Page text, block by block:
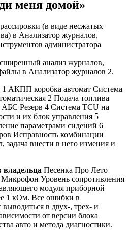
меня домой»
(в виде несжатых
в Анализатор журналов,
администратора
анализ журналов,
в Анализатор журналов 2.
АКПП коробка автомат Система
2 Подача топлива
Резерв 4 Система TCU на
и их блок управления 5
параметрами сидений 6
Исправность комбинации
внести в него измения и
Песенка Про Лето
Уровень сопротивления
модуля приборной
1 кОм. Все ошибки в
в двух-, трех- и
от версии блока
авто и метода диагностики.